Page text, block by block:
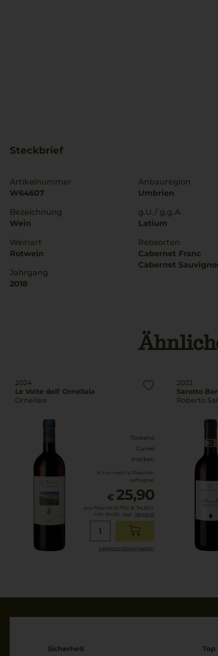
Steckbrief
Artikelnummer
W64607
Bezeichnung
Wein
Weinart
Rotwein
Jahrgang
2018
Anbauregion
Umbrien
g.U./ g.g.A
Latium
Rebsorten
Cabernet Franc
Cabernet
2024
Le Volte dell' Ornellaia
Ornellaia
Toskana
Cuvée
trocken
nur noch 4 Flaschen
verfügbar
€ 25,90
pro Flasche (0.75l), € 34,53/L
inkl. MwSt. zzgl. Versand
Lebensmittel­angaben
2022
Sarotto
Roberto
Sicherheit Top